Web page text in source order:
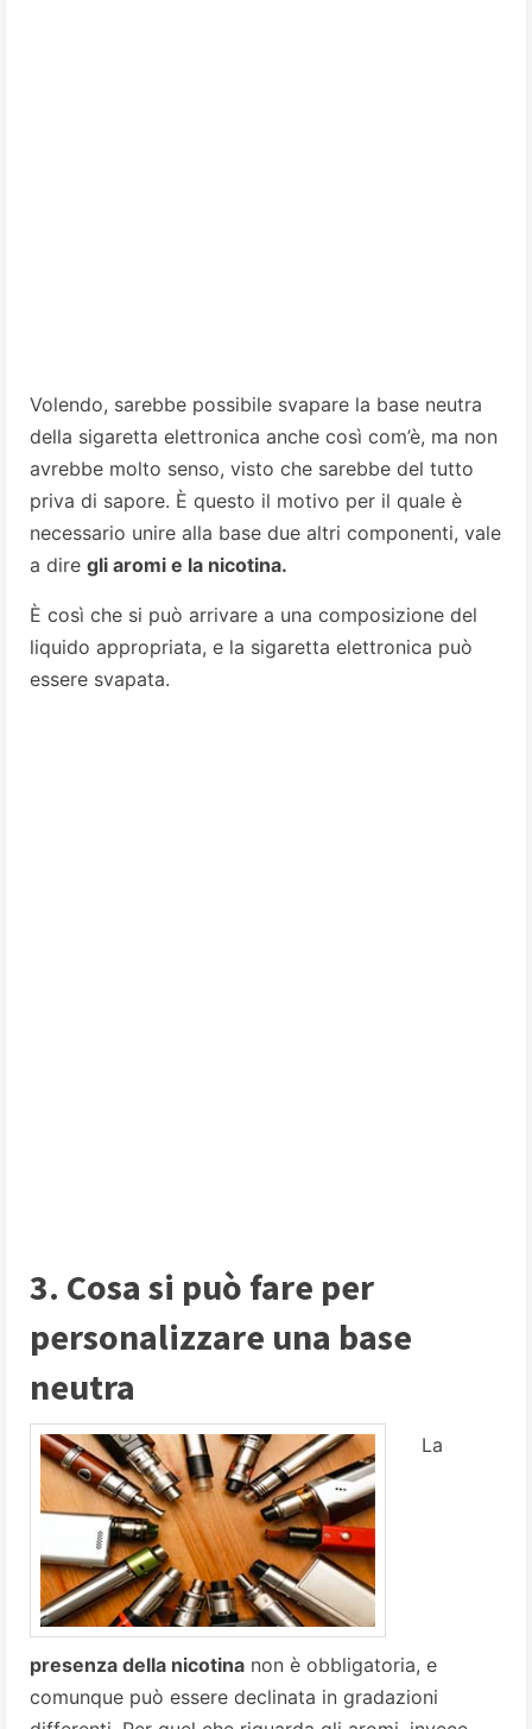
Volendo, sarebbe possibile svapare la base neutra
della sigaretta elettronica anche così com’è, ma non
avrebbe molto senso, visto che sarebbe del tutto
priva di sapore. È questo il motivo per il quale è
necessario unire alla base due altri componenti, vale
a dire gli aromi e la nicotina.
È così che si può arrivare a una composizione del
liquido appropriata, e la sigaretta elettronica può
essere svapata.
3. Cosa si può fare per
personalizzare una base
neutra
La
presenza della nicotina non è obbligatoria, e
comunque può essere declinata in gradazioni